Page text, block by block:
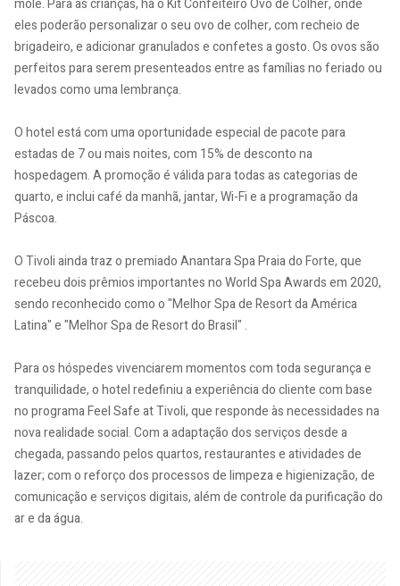
mole. Para as crianças, há o Kit Confeiteiro Ovo de Colher, onde
eles poderão personalizar o seu ovo de colher, com recheio de
brigadeiro, e adicionar granulados e confetes a gosto. Os ovos são
perfeitos para serem presenteados entre as famílias no feriado ou
levados como uma lembrança.
O hotel está com uma oportunidade especial de pacote para
estadas de 7 ou mais noites, com 15% de desconto na
hospedagem. A promoção é válida para todas as categorias de
quarto, e inclui café da manhã, jantar, Wi-Fi e a programação da
Páscoa.
O Tivoli ainda traz o premiado Anantara Spa Praia do Forte, que
recebeu dois prêmios importantes no World Spa Awards em 2020,
sendo reconhecido como o "Melhor Spa de Resort da América
Latina" e "Melhor Spa de Resort do Brasil" .
Para os hóspedes vivenciarem momentos com toda segurança e
tranquilidade, o hotel redefiniu a experiência do cliente com base
no programa Feel Safe at Tivoli, que responde às necessidades na
nova realidade social. Com a adaptação dos serviços desde a
chegada, passando pelos quartos, restaurantes e atividades de
lazer; com o reforço dos processos de limpeza e higienização, de
comunicação e serviços digitais, além de controle da purificação do
ar e da água.